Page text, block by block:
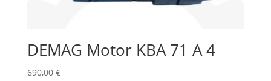
DEMAG Motor KBA 71 A 4
690,00 €